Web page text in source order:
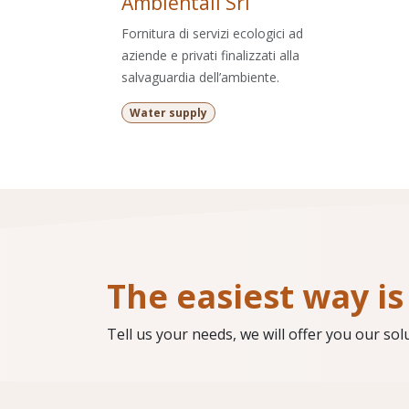
Fornitura di servizi ecologici ad
aziende e privati finalizzati alla
salvaguardia dell’ambiente.
Water supply
The easiest way
Tell us your needs, we will offer you our